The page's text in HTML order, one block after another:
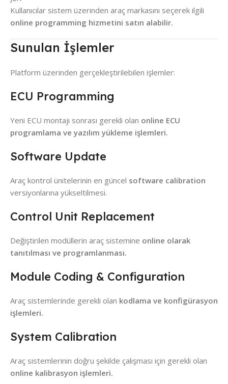
Kullanıcılar sistem üzerinden araç markasını seçerek ilgili
online programming hizmetini satın alabilir.
Sunulan İşlemler
Platform üzerinden gerçekleştirilebilen işlemler:
ECU Programming
Yeni ECU montajı sonrası gerekli olan online ECU
programlama ve yazılım yükleme işlemleri.
Software Update
Araç kontrol ünitelerinin en güncel software calibration
versiyonlarına yükseltilmesi.
Control Unit Replacement
Değiştirilen modüllerin araç sistemine online olarak
tanıtılması ve programlanması.
Module Coding & Configuration
Araç sistemlerinde gerekli olan kodlama ve konfigürasyon
işlemleri.
System Calibration
Araç sistemlerinin doğru şekilde çalışması için gerekli olan
online kalibrasyon işlemleri.